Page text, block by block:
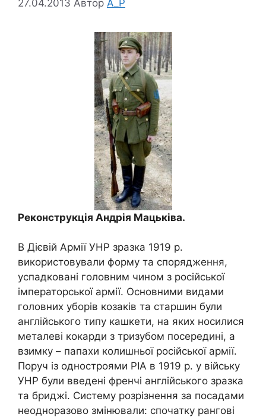
27.04.2013 Автор A_P
Реконструкція Андрія Мацьківа.
В Дієвій Армії УНР зразка 1919 р.
використовували форму та спорядження,
успадковані головним чином з російської
імператорської армії. Основними видами
головних уборів козаків та старшин були
англійського типу кашкети, на яких носилися
металеві кокарди з тризубом посередині, а
взимку – папахи колишньої російської армії.
Поруч із одностроями РІА в 1919 р. у війську
УНР були введені френчі англійського зразка
та бриджі. Систему розрізнення за посадами
неодноразово змінювали: спочатку рангові